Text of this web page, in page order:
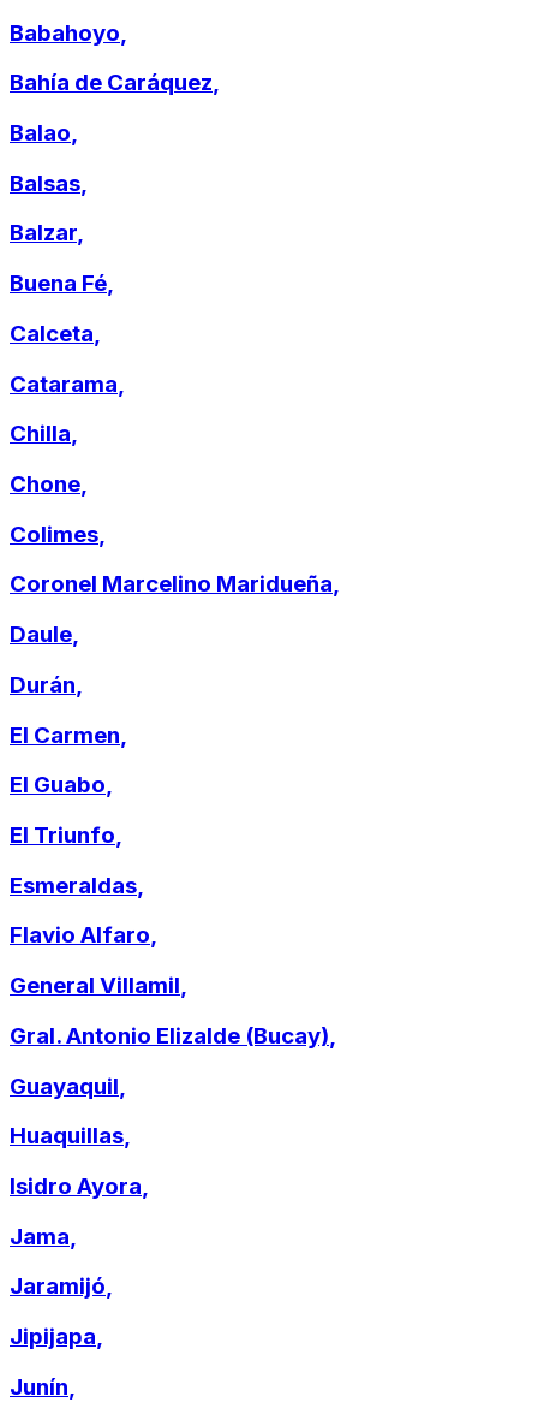
Babahoyo
Bahía de Caráquez,
Balao,
Balsas,
Balzar,
Buena Fé,
Calceta,
Catarama
Chilla,
Chone,
Colimes,
Coronel Marcelino Maridueña,
Daule,
Durán,
El Carmen
El Guabo,
El Triunfo,
Esmeraldas,
Flavio Alfaro,
General Villamil,
Gral. Antonio Elizalde (Bucay),
Guayaquil,
Huaquillas,
Isidro Ayora,
Jama,
Jaramijó,
Jipijapa,
Junín,